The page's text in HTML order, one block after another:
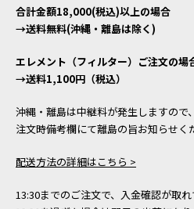
合計金額18,000(税込)以上の場合
→送料無料(沖縄・離島は除く)
エレメント（フィルター）ご注文の場
→送料1,100円（税込）
沖縄・離島は中継料が発生しますので
注文時備考欄にて離島の旨お知らせく
配送方法の詳細はこちら >
13:30までのご注文で、入金確認が取れ